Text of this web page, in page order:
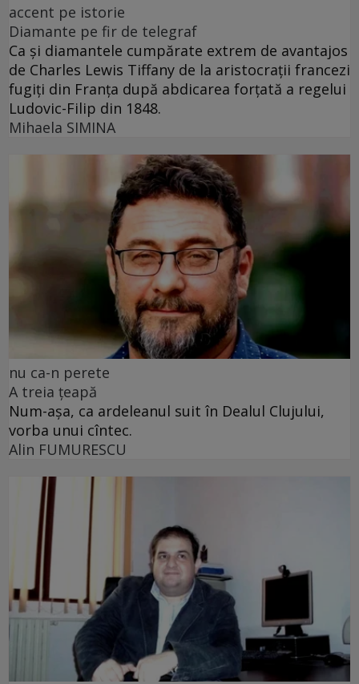
accent pe istorie
Diamante pe fir de telegraf
Ca și diamantele cumpărate extrem de avantajos
de Charles Lewis Tiffany de la aristocrații francezi
fugiți din Franța după abdicarea forțată a regelui
Ludovic-Filip din 1848.
Mihaela SIMINA
nu ca-n perete
A treia țeapă
Num-așa, ca ardeleanul suit în Dealul Clujului,
vorba unui cîntec.
Alin FUMURESCU